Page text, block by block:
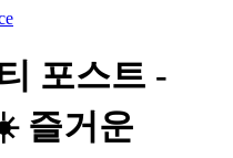
포스트 -
즐거운